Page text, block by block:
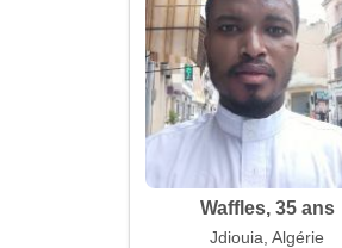
Waffles, 35 ans
Jdiouia, Algérie